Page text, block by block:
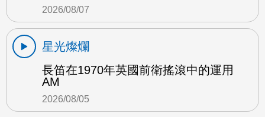
2026/08/07
星光燦爛
長笛在1970年英國前衛搖滾中的運用
AM
2026/08/05